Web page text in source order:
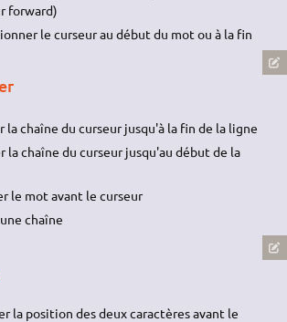
forward)
le curseur au début du mot ou à la fin
la chaîne du curseur jusqu'à la fin de la ligne
la chaîne du curseur jusqu'au début de la
le mot avant le curseur
chaîne
la position des deux caractères avant le